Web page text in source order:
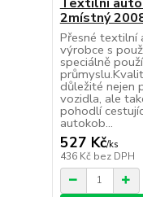
2místný
Přesné textilní
výrobce s
speciálně
důležité nejen
vozidla, ale
pohodlí
autokob...
527 Kč/ks
436 Kč bez DPH